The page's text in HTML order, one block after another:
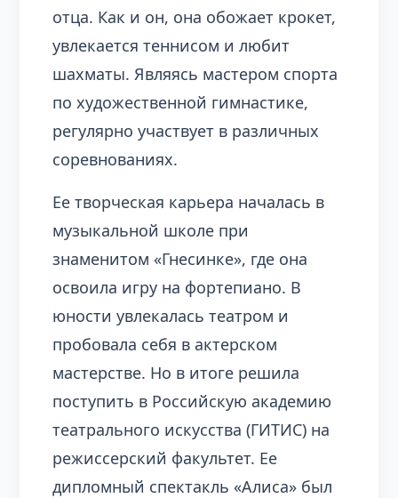
отца. Как и он, она обожает крокет,
увлекается теннисом и любит
шахматы. Являясь мастером спорта
по художественной гимнастике,
регулярно участвует в различных
соревнованиях.
Ее творческая карьера началась в
музыкальной школе при
знаменитом «Гнесинке», где она
освоила игру на фортепиано. В
юности увлекалась театром и
пробовала себя в актерском
мастерстве. Но в итоге решила
поступить в Российскую академию
театрального искусства (ГИТИС) на
режиссерский факультет. Ее
дипломный спектакль «Алиса» был